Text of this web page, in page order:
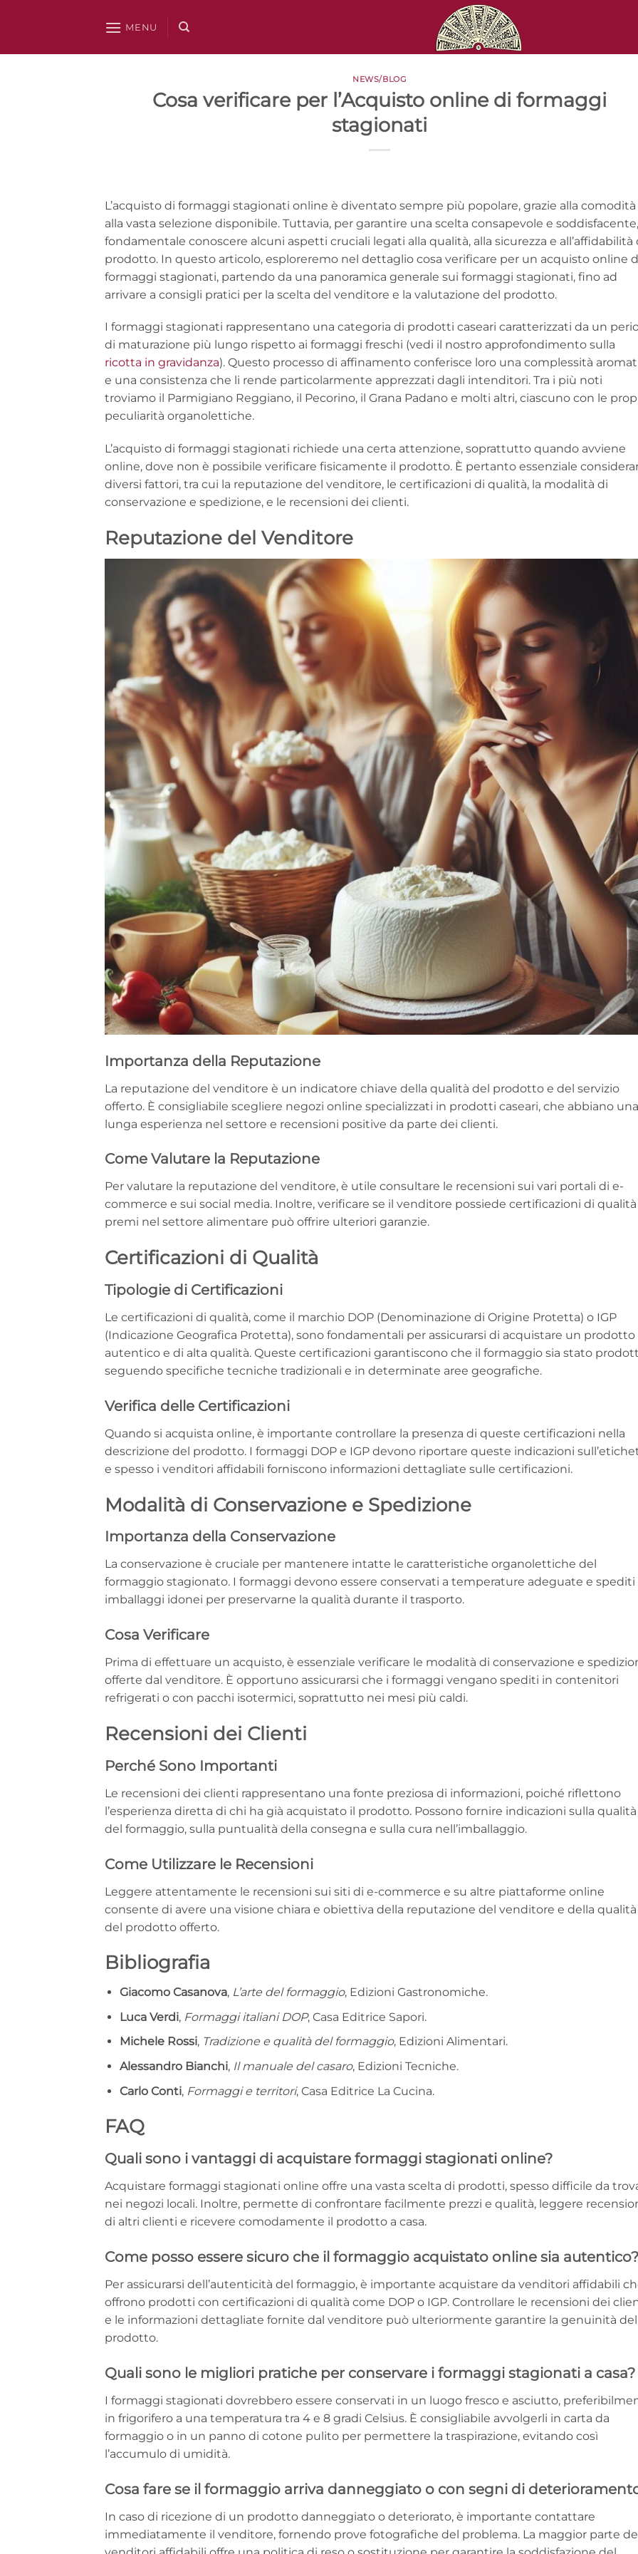
MENU
NEWS/BLOG
Cosa verificare per l’Acquisto online di formaggi
stagionati
L’acquisto di formaggi stagionati online è diventato sempre più popolare, grazie alla comodità
alla vasta selezione disponibile. Tuttavia, per garantire una scelta consapevole e
fondamentale conoscere alcuni aspetti cruciali legati alla qualità, alla sicurezza e all’affidabilità
prodotto. In questo articolo, esploreremo nel dettaglio cosa verificare per un acquisto online
formaggi stagionati, partendo da una panoramica generale sui formaggi stagionati, fino ad
arrivare a consigli pratici per la scelta del venditore e la valutazione del prodotto.
I formaggi stagionati rappresentano una categoria di prodotti caseari caratterizzati da un
di maturazione più lungo rispetto ai formaggi freschi (vedi il nostro approfondimento sulla
ricotta in gravidanza). Questo processo di affinamento conferisce loro una complessità
e una consistenza che li rende particolarmente apprezzati dagli intenditori. Tra i più noti
troviamo il Parmigiano Reggiano, il Pecorino, il Grana Padano e molti altri, ciascuno con le
peculiarità organolettiche.
L’acquisto di formaggi stagionati richiede una certa attenzione, soprattutto quando avviene
online, dove non è possibile verificare fisicamente il prodotto. È pertanto essenziale
diversi fattori, tra cui la reputazione del venditore, le certificazioni di qualità, la modalità di
conservazione e spedizione, e le recensioni dei clienti.
Reputazione del Venditore
Importanza della Reputazione
La reputazione del venditore è un indicatore chiave della qualità del prodotto e del servizio
offerto. È consigliabile scegliere negozi online specializzati in prodotti caseari, che abbiano una
lunga esperienza nel settore e recensioni positive da parte dei clienti.
Come Valutare la Reputazione
Per valutare la reputazione del venditore, è utile consultare le recensioni sui vari portali di e-
commerce e sui social media. Inoltre, verificare se il venditore possiede certificazioni di
premi nel settore alimentare può offrire ulteriori garanzie.
Certificazioni di Qualità
Tipologie di Certificazioni
Le certificazioni di qualità, come il marchio DOP (Denominazione di Origine Protetta) o IGP
(Indicazione Geografica Protetta), sono fondamentali per assicurarsi di acquistare un prodotto
autentico e di alta qualità. Queste certificazioni garantiscono che il formaggio sia stato
seguendo specifiche tecniche tradizionali e in determinate aree geografiche.
Verifica delle Certificazioni
Quando si acquista online, è importante controllare la presenza di queste certificazioni nella
descrizione del prodotto. I formaggi DOP e IGP devono riportare queste indicazioni
e spesso i venditori affidabili forniscono informazioni dettagliate sulle certificazioni.
Modalità di Conservazione e Spedizione
Importanza della Conservazione
La conservazione è cruciale per mantenere intatte le caratteristiche organolettiche del
formaggio stagionato. I formaggi devono essere conservati a temperature adeguate e spediti
imballaggi idonei per preservarne la qualità durante il trasporto.
Cosa Verificare
Prima di effettuare un acquisto, è essenziale verificare le modalità di conservazione e
offerte dal venditore. È opportuno assicurarsi che i formaggi vengano spediti in contenitori
refrigerati o con pacchi isotermici, soprattutto nei mesi più caldi.
Recensioni dei Clienti
Perché Sono Importanti
Le recensioni dei clienti rappresentano una fonte preziosa di informazioni, poiché riflettono
l’esperienza diretta di chi ha già acquistato il prodotto. Possono fornire indicazioni sulla qualità
del formaggio, sulla puntualità della consegna e sulla cura nell’imballaggio.
Come Utilizzare le Recensioni
Leggere attentamente le recensioni sui siti di e-commerce e su altre piattaforme online
consente di avere una visione chiara e obiettiva della reputazione del venditore e della qualità
del prodotto offerto.
Bibliografia
Giacomo Casanova, L’arte del formaggio, Edizioni Gastronomiche.
Luca Verdi, Formaggi italiani DOP, Casa Editrice Sapori.
Michele Rossi, Tradizione e qualità del formaggio, Edizioni Alimentari.
Alessandro Bianchi, Il manuale del casaro, Edizioni Tecniche.
Carlo Conti, Formaggi e territori, Casa Editrice La Cucina.
FAQ
Quali sono i vantaggi di acquistare formaggi stagionati online?
Acquistare formaggi stagionati online offre una vasta scelta di prodotti, spesso difficile da
nei negozi locali. Inoltre, permette di confrontare facilmente prezzi e qualità, leggere
di altri clienti e ricevere comodamente il prodotto a casa.
Come posso essere sicuro che il formaggio acquistato online sia autentico?
Per assicurarsi dell’autenticità del formaggio, è importante acquistare da venditori affidabili
offrono prodotti con certificazioni di qualità come DOP o IGP. Controllare le recensioni dei
e le informazioni dettagliate fornite dal venditore può ulteriormente garantire la genuinità del
prodotto.
Quali sono le migliori pratiche per conservare i formaggi stagionati a casa?
I formaggi stagionati dovrebbero essere conservati in un luogo fresco e asciutto,
in frigorifero a una temperatura tra 4 e 8 gradi Celsius. È consigliabile avvolgerli in carta da
formaggio o in un panno di cotone pulito per permettere la traspirazione, evitando così
l’accumulo di umidità.
Cosa fare se il formaggio arriva danneggiato o con segni di
In caso di ricezione di un prodotto danneggiato o deteriorato, è importante contattare
immediatamente il venditore, fornendo prove fotografiche del problema. La maggior parte